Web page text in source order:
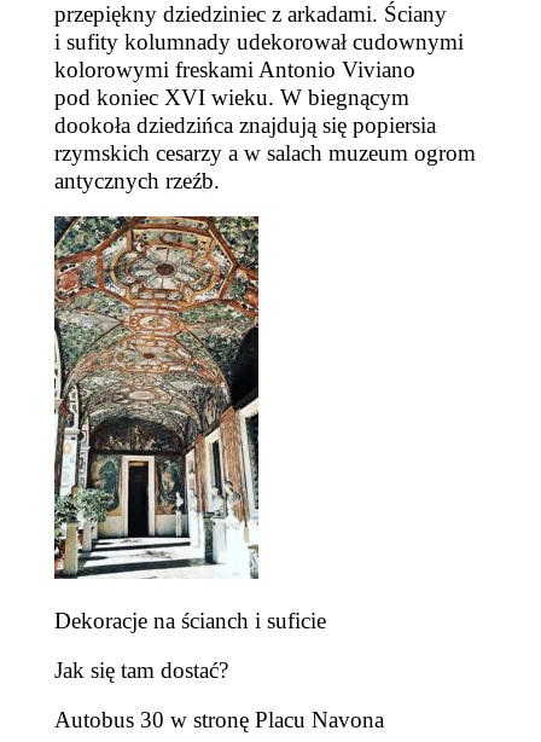
przepiękny dziedziniec z arkadami. Ściany
i sufity kolumnady udekorował cudownymi
kolorowymi freskami Antonio Viviano
pod koniec XVI wieku. W biegnącym
dookoła dziedzińca znajdują się popiersia
rzymskich cesarzy a w salach muzeum ogrom
antycznych rzeźb.
Dekoracje na ścianch i suficie
Jak się tam dostać?
Autobus 30 w stronę Placu Navona